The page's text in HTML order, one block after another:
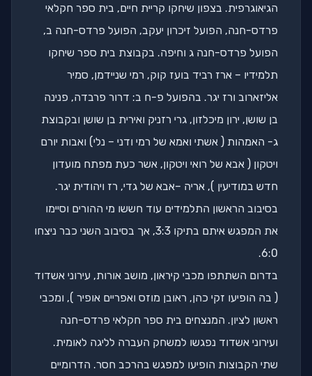
הגיאוגרפית. בצפון שיחקו קריית חיים, בית ספר חקלאי
פרדס-חנה, הפועל זיכרון יעקב, הפועל פרדס-חנה ב,
הפועל פרדס-חנה ג וחיפה. בקבוצת בית ספר שיחקו
תלמידיו – ארז רביד בועז קוק, רמי שניידמן, סמיר
אליזארוב ורז יגר. בהפועל פ-ח ב: דרור פרבדה, פנינה
בן שושן, ירון מיכלזון, גרי רזניק ואירית בן שושן ובקבוצת
ג- האמהות ( אשתי ואמא של רמי ודני – נלי) ואבות יורם
ויטקון ( אבא של רואי ויטקון, אשר כעת מפתח מועדון
חדש במודיעין ), אריה –אבא של גדי, רז ויהודית יגר.
בסיבוב הראשון התלמידים עוד חששו מי ההורים וסיימו
את המפגש איתם בתיקו 3:3, אך בסיבוב השני כבר ניצחו
6:0.
בדרום השתתפו מכבי קיראון, מושב אורות, עירוני אשדוד
( בה הופיעו זקי כהן, ראובן מוזס ואפריים אופיר ), ומכבי
ראשון לציון. המנצחים בית ספר חקלאי פרדס-חנה
ועירוני אשדוד נפגשו למשחק העברה לליגה לאומית.
שתי הקבוצות הופיעו למפגש בהרכב חסר. הדרומיים